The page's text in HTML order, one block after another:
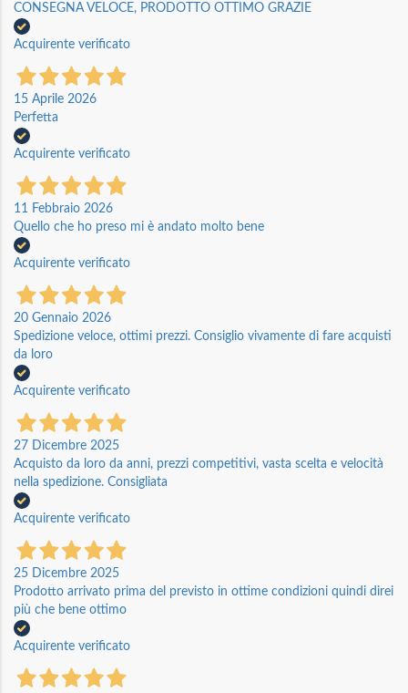
CONSEGNA VELOCE, PRODOTTO OTTIMO GRAZIE
Acquirente verificato
15 Aprile 2026
Perfetta
Acquirente verificato
11 Febbraio 2026
Quello che ho preso mi è andato molto bene
Acquirente verificato
20 Gennaio 2026
Spedizione veloce, ottimi prezzi. Consiglio vivamente di fare acquisti
da loro
Acquirente verificato
27 Dicembre 2025
Acquisto da loro da anni, prezzi competitivi, vasta scelta e velocità
nella spedizione. Consigliata
Acquirente verificato
25 Dicembre 2025
Prodotto arrivato prima del previsto in ottime condizioni quindi direi
più che bene ottimo
Acquirente verificato